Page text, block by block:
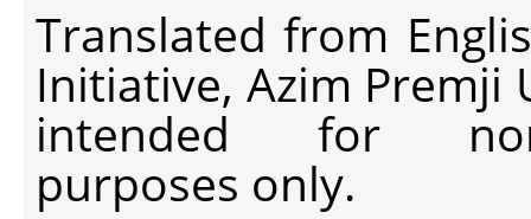
Translated from
Initiative, Azim Premji
intended for non-
purposes only.